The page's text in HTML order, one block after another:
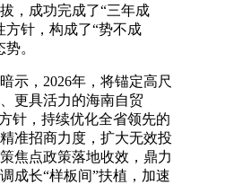
，成功完成了“三年成
方针，构成了“势不成
。
，2026年，将锚定高尺
更具活力的海南自贸
针，持续优化全省领先的
准招商力度，扩大无效投
焦点政策落地收效，鼎力
成长“样板间”扶植，加速